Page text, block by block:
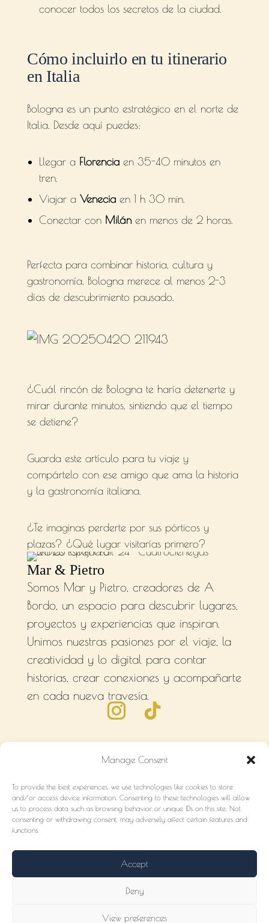
Manage Consent
To provide the best experiences, we use technologies like cookies to store
and/or access device information. Consenting to these technologies will allow
us to process data such as browsing behavior or unique IDs on this site. Not
consenting or withdrawing consent, may adversely affect certain features and
functions.
Accept
Deny
View preferences
conocer todos los secretos de la ciudad.
Cómo incluirlo en tu itinerario
en Italia
Bologna es un punto estratégico en el norte de
Italia. Desde aquí puedes:
Llegar a Florenciaen 35-40 minutos en
tren.
Viajar a Veneciaen 1 h 30 min.
Conectar con Milánen menos de 2 horas.
Perfecta para combinar historia, cultura y
gastronomía, Bologna merece al menos 2-3
días de descubrimiento pausado.
¿Cuál rincón de Bologna te haría detenerte y
mirar durante minutos, sintiendo que el tiempo
se detiene?
Guarda este artículo para tu viaje y
compártelo con ese amigo que ama la historia
y la gastronomía italiana.
¿Te imaginas perderte por sus pórticos y
plazas? ¿Qué lugar visitarías primero?
Mar & Pietro
Somos Mar y Pietro, creadores de A
Bordo, un espacio para descubrir lugares,
proyectos y experiencias que inspiran.
Unimos nuestras pasiones por el viaje, la
creatividad y lo digital para contar
historias, crear conexiones y acompañarte
en cada nueva travesía.
MARKETING
Auditoría Gratis
Soluciones
HUB
¿Qué es?
CONTACTO